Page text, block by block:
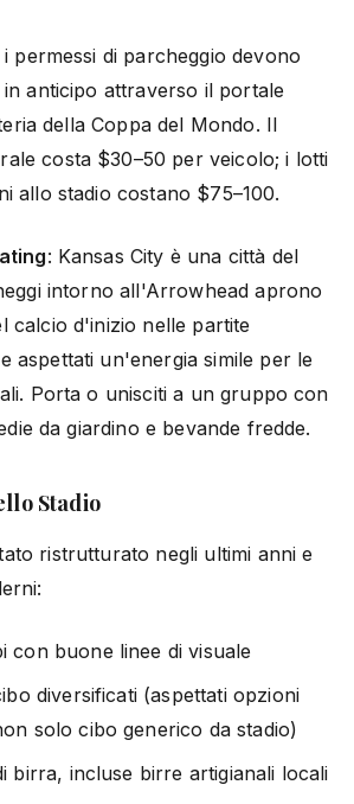
permessi di parcheggio devono
in anticipo attraverso il portale
della Coppa del Mondo. Il
costa $30–50 per veicolo; i lotti
allo stadio costano $75–100.
: Kansas City è una città del
intorno all'Arrowhead aprono
calcio d'inizio nelle partite
aspettati un'energia simile per le
Porta o unisciti a un gruppo con
da giardino e bevande fredde.
Stadio
ristrutturato negli ultimi anni e
con buone linee di visuale
diversificati (aspettati opzioni
solo cibo generico da stadio)
birra, incluse birre artigianali locali